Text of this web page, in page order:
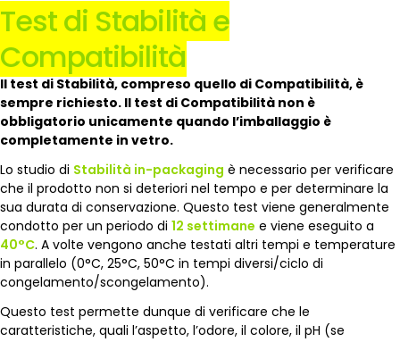
Test di Stabilità e
Compatibilità
Il test di Stabilità, compreso quello di Compatibilità, è
sempre richiesto. Il test di Compatibilità non è
obbligatorio unicamente quando l’imballaggio è
completamente in vetro.
Lo studio di Stabilità in-packaging è necessario per verificare
che il prodotto non si deteriori nel tempo e per determinare la
sua durata di conservazione. Questo test viene generalmente
condotto per un periodo di 12 settimane e viene eseguito a
40°C. A volte vengono anche testati altri tempi e temperature
in parallelo (0°C, 25°C, 50°C in tempi diversi/ciclo di
congelamento/scongelamento).
Questo test permette dunque di verificare che le
caratteristiche, quali l’aspetto, l’odore, il colore, il pH (se